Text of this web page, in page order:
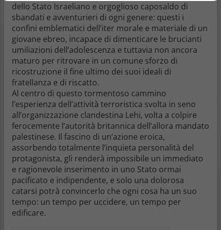
dello Stato Israeliano e orgoglioso caposaldo di
sbandati e avventurieri di ogni genere: questi i
confini emblematici dell’iter morale e materiale di un
giovane ebreo, incapace di dimenticare le brucianti
umiliazioni dell’adolescenza e tuttavia non ancora
maturo per ritrovare in un comune sforzo di
ricostruzione il fine ultimo dei suoi ideali di
fratellanza e di riscatto.
Al centro di questo tormentoso cammino
l’esperienza dell’attività terroristica svolta in seno
all’organizzazione clandestina Lehi, volta a colpire
ferocemente l’autorità britannica dell’allora mandato
palestinese. Il fascino di un’azione eroica,
assorbendo totalmente l’inquieta personalità del
protagonista, gli renderà impossibile un immediato
e ragionevole inserimento in uno Stato ormai
pacificato e indipendente, e solo una dolorosa
catarsi potrà convincerlo che ogni cosa ha un suo
tempo: un tempo per uccidere, un tempo per
edificare.